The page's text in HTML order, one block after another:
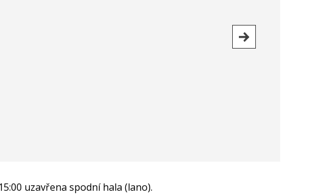
uzavřena spodní hala (lano).